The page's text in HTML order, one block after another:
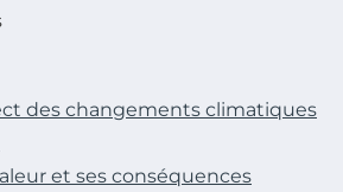
des changements climatiques
et ses conséquences